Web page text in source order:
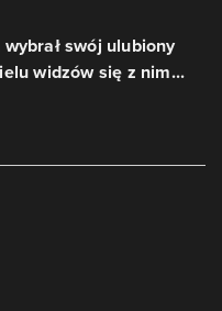
swój ulubiony
widzów się z nim...